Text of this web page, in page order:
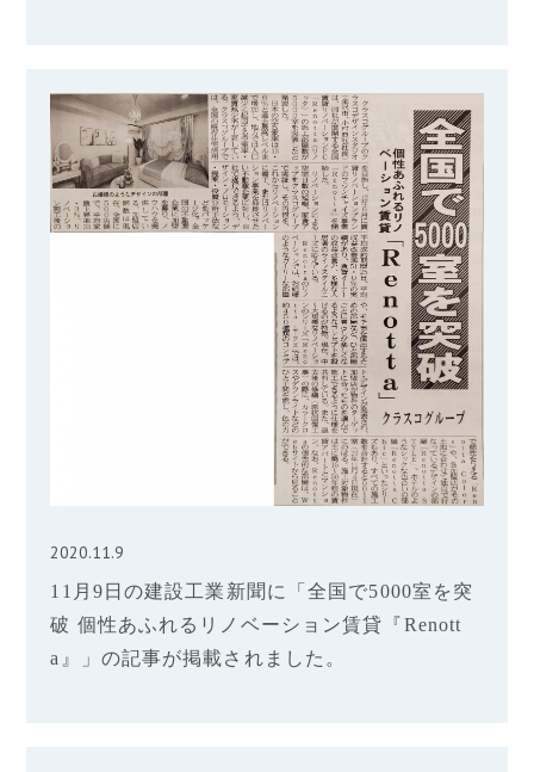
2020.11.9
11月9日の建設工業新聞に「全国で5000室を突
破 個性あふれるリノベーション賃貸『Renott
a』」の記事が掲載されました。